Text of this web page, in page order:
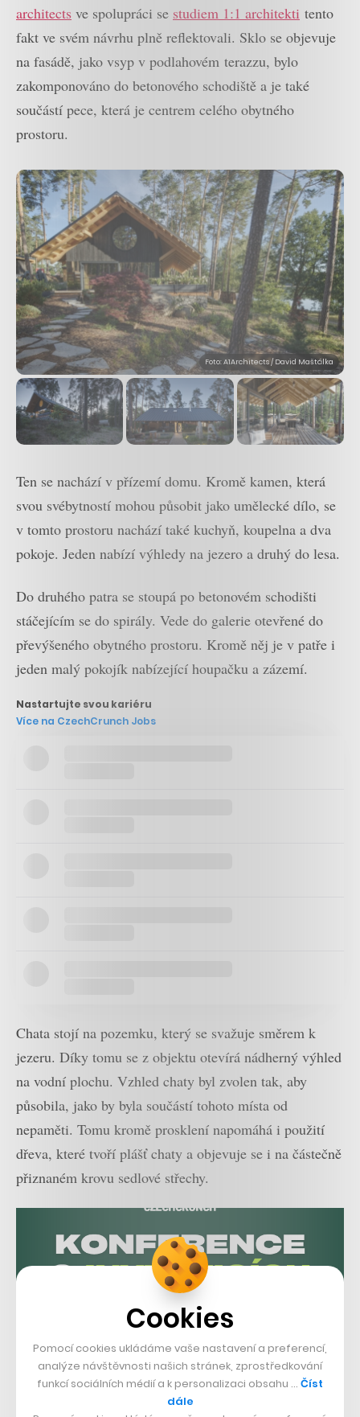
architects ve spolupráci se studiem 1:1 architekti tento
fakt ve svém návrhu plně reflektovali. Sklo se objevuje
na fasádě, jako vsyp v podlahovém terazzu, bylo
zakomponováno do betonového schodiště a je také
součástí pece, která je centrem celého obytného
prostoru.
Foto: A1Architects / David Maštálka
Ten se nachází v přízemí domu. Kromě kamen, která
svou svébytností mohou působit jako umělecké dílo, se
v tomto prostoru nachází také kuchyň, koupelna a dva
pokoje. Jeden nabízí výhledy na jezero a druhý do lesa.
Do druhého patra se stoupá po betonovém schodišti
stáčejícím se do spirály. Vede do galerie otevřené do
převýšeného obytného prostoru. Kromě něj je v patře i
jeden malý pokojík nabízející houpačku a zázemí.
Nastartujte svou kariéru
Více na CzechCrunch Jobs
Chata stojí na pozemku, který se svažuje směrem k
jezeru. Díky tomu se z objektu otevírá nádherný výhled
na vodní plochu. Vzhled chaty byl zvolen tak, aby
působila, jako by byla součástí tohoto místa od
nepaměti. Tomu kromě prosklení napomáhá i použití
dřeva, které tvoří plášť chaty a objevuje se i na částečně
přiznaném krovu sedlové střechy.
Cookies
Pomocí cookies ukládáme vaše nastavení a preferencí,
analýze návštěvnosti našich stránek, zprostředkování
funkcí sociálních médií a k personalizaci obsahu … Číst
dále